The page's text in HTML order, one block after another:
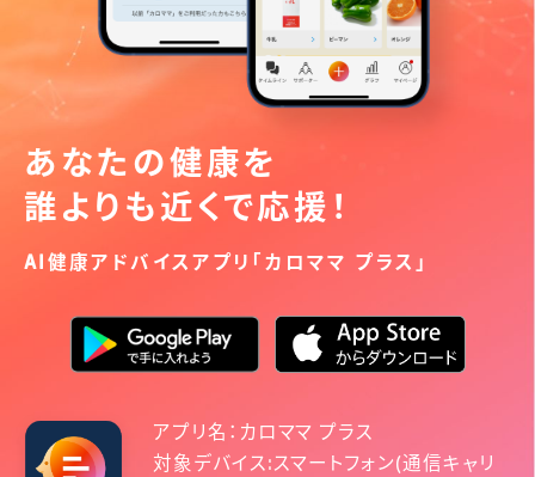
あなたの健康を
誰よりも近くで応援！
AI健康アドバイスアプリ「カロママ プラス」
アプリ名：カロママ プラス
対象デバイス:スマートフォン(通信キャリ